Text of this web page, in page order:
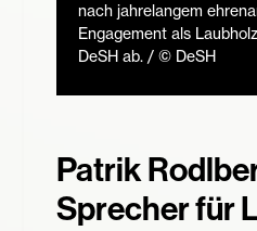
Suche
nach jahrelangem
Engagement als
DeSH ab. / © DeSH
Patrik
Sprecher für